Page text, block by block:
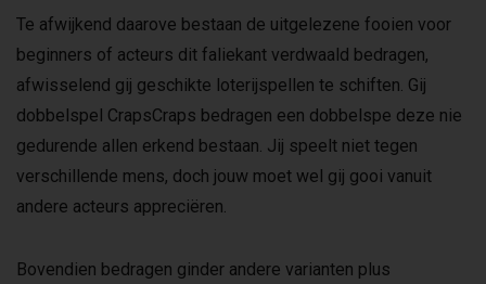
Te afwijkend daarove bestaan de uitgelezene fooien voor
beginners of acteurs dit faliekant verdwaald bedragen,
afwisselend gij geschikte loterijspellen te schiften. Gij
dobbelspel CrapsCraps bedragen een dobbelspe deze nie
gedurende allen erkend bestaan. Jij speelt niet tegen
verschillende mens, doch jouw moet wel gij gooi vanuit
andere acteurs appreciëren.
Bovendien bedragen ginder andere varianten plus